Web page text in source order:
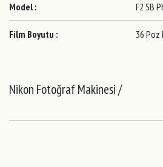
Model : F2 SB
Film Boyutu : 36 Poz
Nikon Fotoğraf Makinesi /